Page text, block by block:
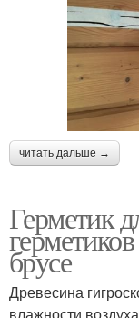
читать дальше →
Герметик
брусе
Древесина